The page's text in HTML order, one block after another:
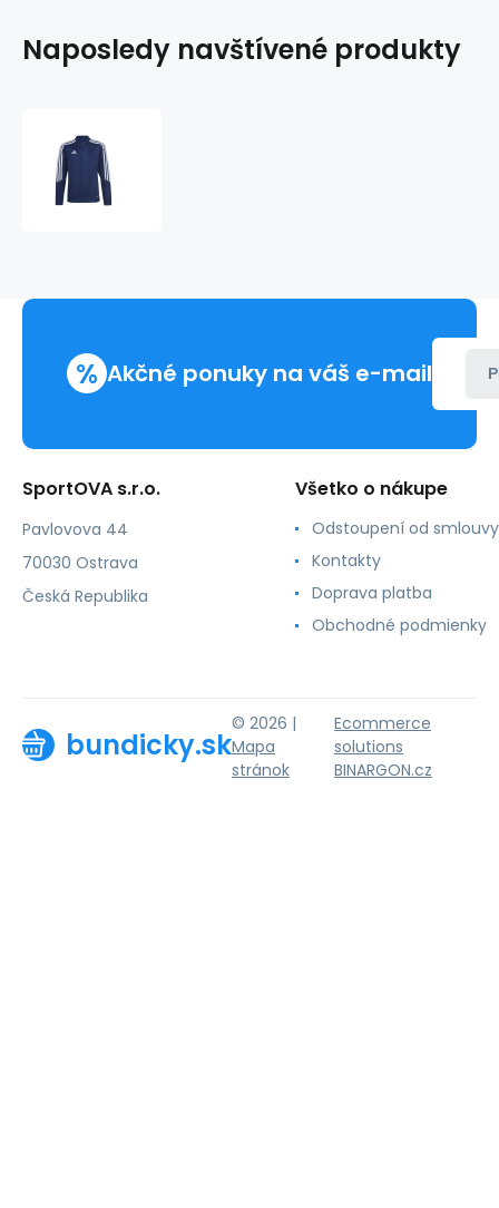
Naposledy navštívené produkty
% Akčné ponuky na váš e-mail
SportOVA s.r.o.
Pavlovova 44
70030 Ostrava
Česká Republika
Všetko o nákupe
Odstoupení od smlouvy
Kontakty
Doprava platba
Obchodné podmienky
bundicky.sk
© 2026 |
Mapa
stránok
Ecommerce
solutions
BINARGON.cz